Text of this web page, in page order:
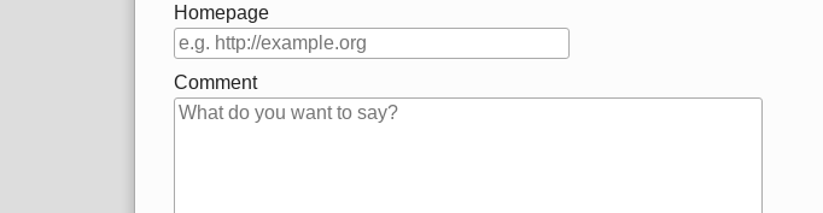
Homepage
Comment